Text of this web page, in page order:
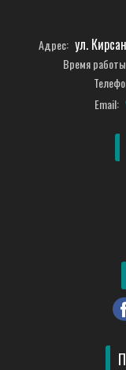
Адрес: ул.
Время
Email: